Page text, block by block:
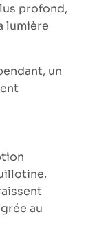
profond,
lumière
un
au